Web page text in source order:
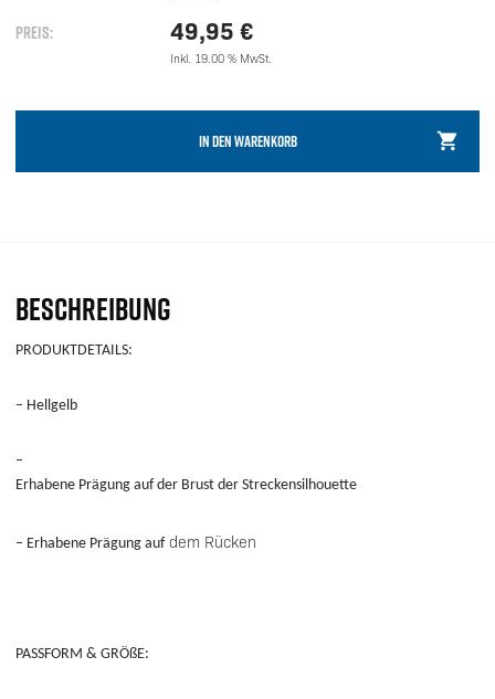
PREIS: 49,95 €
Inkl. 19.00 % MwSt.
IN DEN WARENKORB
BESCHREIBUNG
PRODUKTDETAILS:
– Hellgelb
–
Erhabene Prägung auf der Brust der Streckensilhouette
– Erhabene Prägung aufdem Rücken
PASSFORM & GRÖßE: